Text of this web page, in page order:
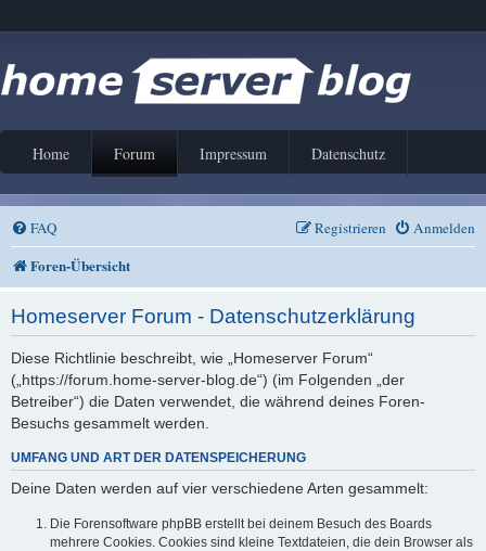
Home Forum Impressum Datenschutz
FAQ Anmelden
Registrieren
Foren-Übersicht
Homeserver Forum - Datenschutzerklärung
Diese Richtlinie beschreibt, wie „Homeserver Forum“
(„https://forum.home-server-blog.de“) (im Folgenden „der
Betreiber“) die Daten verwendet, die während deines Foren-
Besuchs gesammelt werden.
UMFANG UND ART DER DATENSPEICHERUNG
Deine Daten werden auf vier verschiedene Arten gesammelt:
Die Forensoftware phpBB erstellt bei deinem Besuch des Boards
mehrere Cookies. Cookies sind kleine Textdateien, die dein Browser als